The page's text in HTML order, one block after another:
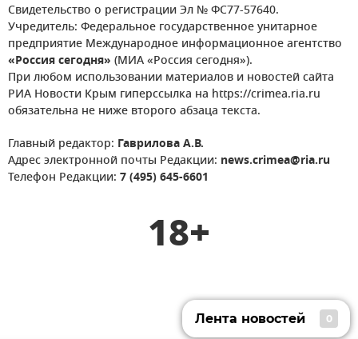
Свидетельство о регистрации Эл № ФС77-57640.
Учредитель: Федеральное государственное унитарное
предприятие Международное информационное агентство
«Россия сегодня» (МИА «Россия сегодня»).
При любом использовании материалов и новостей сайта
РИА Новости Крым гиперссылка на https://crimea.ria.ru
обязательна не ниже второго абзаца текста.
Главный редактор: Гаврилова А.В.
Адрес электронной почты Редакции: news.crimea@ria.ru
Телефон Редакции: 7 (495) 645-6601
18+
Лента новостей 0